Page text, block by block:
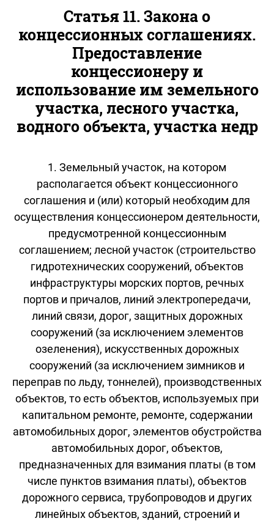
Статья 11. Закона о
концессионных соглашениях.
Предоставление
концессионеру и
использование им земельного
участка, лесного участка,
водного объекта, участка недр
1. Земельный участок, на котором
располагается объект концессионного
соглашения и (или) который необходим для
осуществления концессионером деятельности,
предусмотренной концессионным
соглашением; лесной участок (строительство
гидротехнических сооружений, объектов
инфраструктуры морских портов, речных
портов и причалов, линий электропередачи,
линий связи, дорог, защитных дорожных
сооружений (за исключением элементов
озеленения), искусственных дорожных
сооружений (за исключением зимников и
переправ по льду, тоннелей), производственных
объектов, то есть объектов, используемых при
капитальном ремонте, ремонте, содержании
автомобильных дорог, элементов обустройства
автомобильных дорог, объектов,
предназначенных для взимания платы (в том
числе пунктов взимания платы), объектов
дорожного сервиса, трубопроводов и других
линейных объектов, зданий, строений и